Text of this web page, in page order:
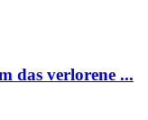
das verlorene ...